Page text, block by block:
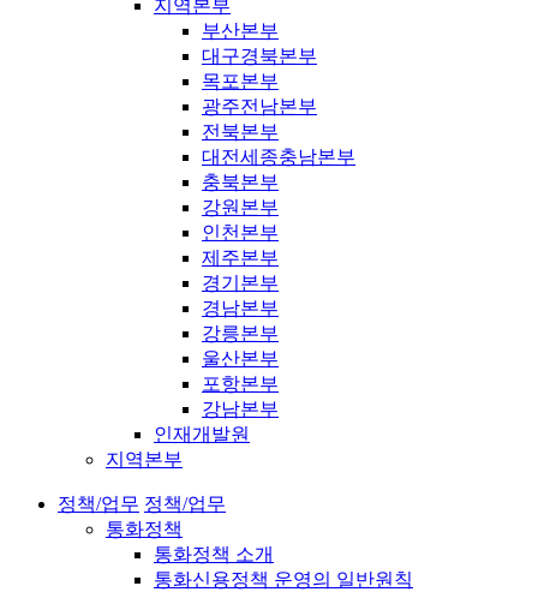
지역본부
부산본부
대구경북본부
목포본부
광주전남본부
전북본부
대전세종충남본부
충북본부
강원본부
인천본부
제주본부
경기본부
경남본부
강릉본부
울산본부
포항본부
강남본부
인재개발원
지역본부
정책/업무 정책/업무
통화정책
통화정책 소개
통화신용정책 운영의 일반원칙